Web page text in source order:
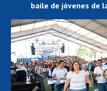
baile de jóvenes de